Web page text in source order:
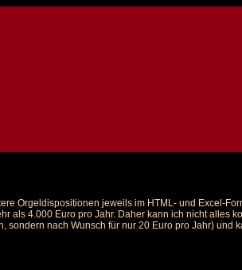
Orgeldispositionen jeweils im HTML- und Excel-
als 4.000 Euro pro Jahr. Daher kann ich nicht alles
sondern nach Wunsch für nur 20 Euro pro Jahr) und